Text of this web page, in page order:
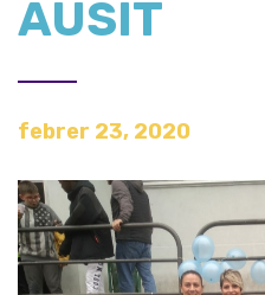
AUSIT
febrer 23, 2020